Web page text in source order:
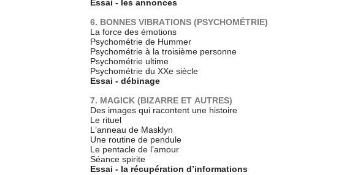
Essai - les annonces
6. BONNES VIBRATIONS (PSYCHOMÉTRIE)
La force des émotions
Psychométrie de Hummer
Psychométrie à la troisième personne
Psychométrie ultime
Psychométrie du XXe siècle
Essai - débinage
7. MAGICK (BIZARRE ET AUTRES)
Des images qui racontent une histoire
Le rituel
L’anneau de Masklyn
Une routine de pendule
Le pentacle de l’amour
Séance spirite
Essai - la récupération d’informations